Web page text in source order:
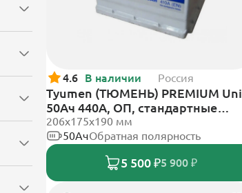
4.6 В наличии Россия
Tyumen (ТЮМЕНЬ) PREMIUM Uni
50Ач 440А, ОП, стандартные
клеммы
206х175х190 мм
50АчОбратная полярность
5 500 ₽5 900 ₽